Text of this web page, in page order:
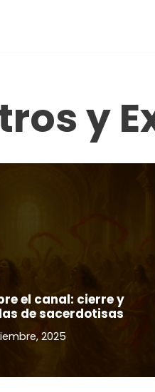
y
el canal: cierre y
de sacerdotisas
2025